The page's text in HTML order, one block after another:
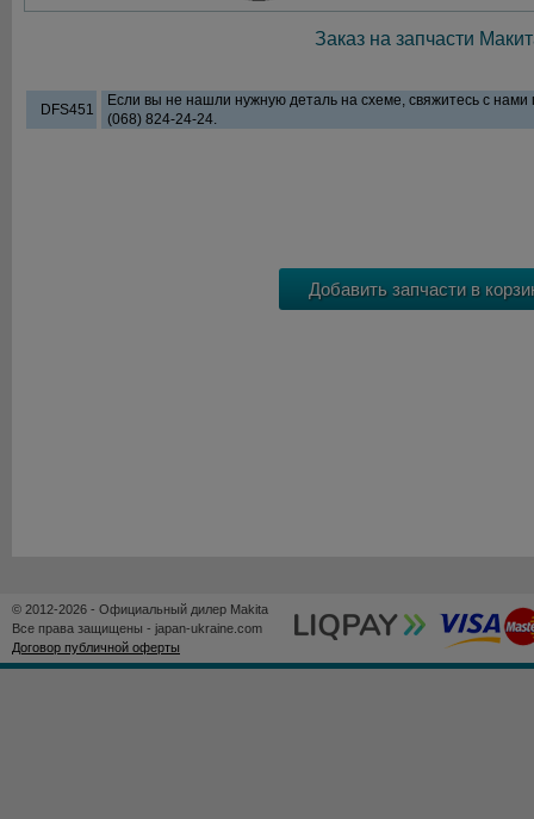
Заказ на запчасти
DFS451
Если вы не нашли нужную деталь на схеме, свяжитесь с
(068) 824-24-24.
© 2012-2026 - Официальный дилер Makita
Все права защищены - japan-ukraine.com
Договор публичной оферты